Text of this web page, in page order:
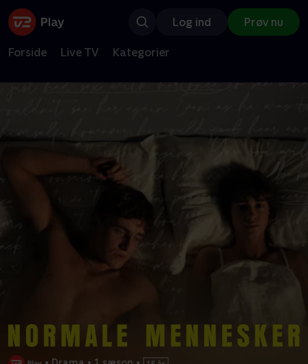
Log ind Prøv nu
Forside Live TV Kategorier